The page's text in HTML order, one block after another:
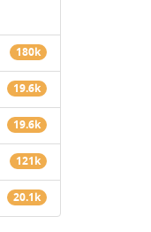
180k
19.6k
19.6k
121k
20.1k